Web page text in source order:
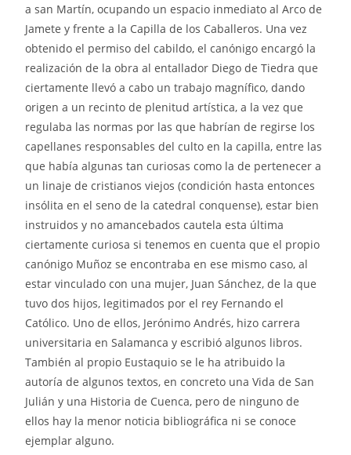
a san Martín, ocupando un espacio inmediato al Arco de
Jamete y frente a la Capilla de los Caballeros. Una vez
obtenido el permiso del cabildo, el canónigo encargó la
realización de la obra al entallador Diego de Tiedra que
ciertamente llevó a cabo un trabajo magnífico, dando
origen a un recinto de plenitud artística, a la vez que
regulaba las normas por las que habrían de regirse los
capellanes responsables del culto en la capilla, entre las
que había algunas tan curiosas como la de pertenecer a
un linaje de cristianos viejos (condición hasta entonces
insólita en el seno de la catedral conquense), estar bien
instruidos y no amancebados cautela esta última
ciertamente curiosa si tenemos en cuenta que el propio
canónigo Muñoz se encontraba en ese mismo caso, al
estar vinculado con una mujer, Juan Sánchez, de la que
tuvo dos hijos, legitimados por el rey Fernando el
Católico. Uno de ellos, Jerónimo Andrés, hizo carrera
universitaria en Salamanca y escribió algunos libros.
También al propio Eustaquio se le ha atribuido la
autoría de algunos textos, en concreto una Vida de San
Julián y una Historia de Cuenca, pero de ninguno de
ellos hay la menor noticia bibliográfica ni se conoce
ejemplar alguno.